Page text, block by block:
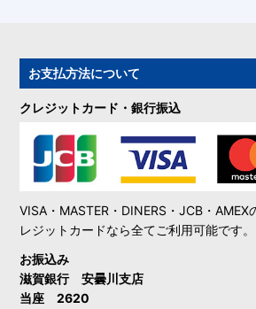
お支払方法について
クレジットカード・銀行振込
VISA・MASTER・DINERS・JCB・AMEX
レジットカードなら全てご利用可能です。
お振込み
滋賀銀行 安曇川支店
当座 2620